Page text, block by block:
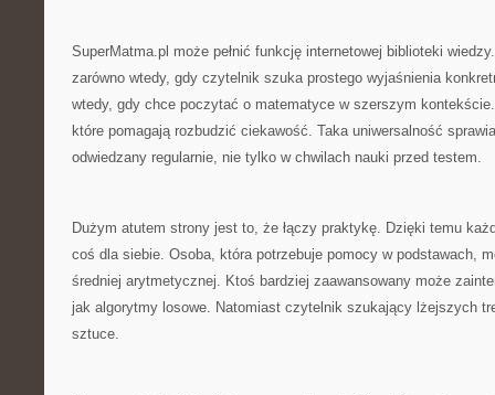
SuperMatma.pl może pełnić funkcję internetowej biblioteki
zarówno wtedy, gdy czytelnik szuka prostego wyjaśnienia
wtedy, gdy chce poczytać o matematyce w szerszym
które pomagają rozbudzić ciekawość. Taka uniwersalność
odwiedzany regularnie, nie tylko w chwilach nauki przed testem.
Dużym atutem strony jest to, że łączy praktykę. Dzięki temu
coś dla siebie. Osoba, która potrzebuje pomocy w podstawach,
średniej arytmetycznej. Ktoś bardziej zaawansowany może
jak algorytmy losowe. Natomiast czytelnik szukający lżejszych
sztuce.